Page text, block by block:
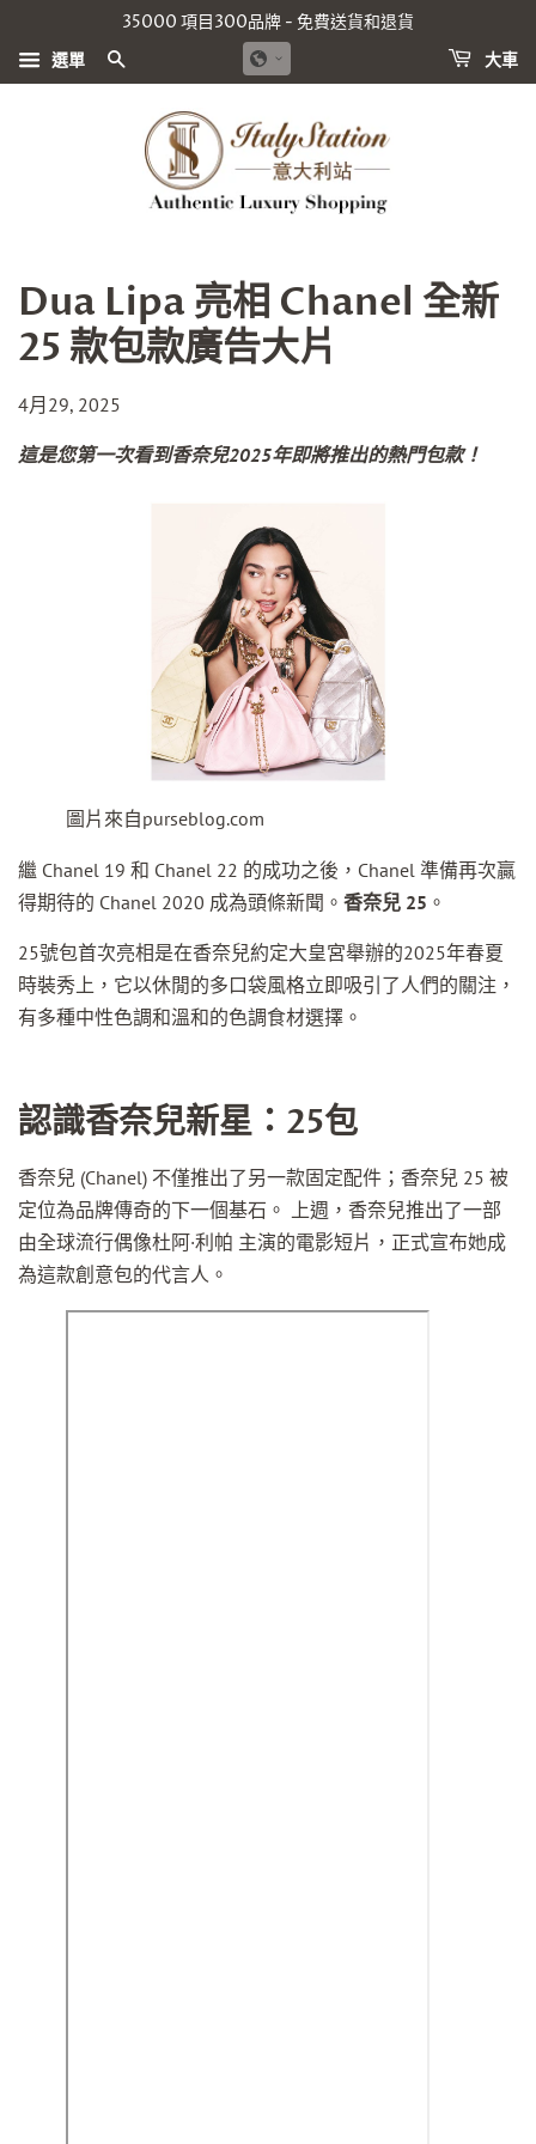
35000 項目300品牌 - 免費送貨和退貨
選單 大車
Dua Lipa 亮相 Chanel 全新
25 款包款廣告大片
4月29, 2025
這是您第一次看到香奈兒2025年即將推出的熱門包款！
圖片來自purseblog.com
繼 Chanel 19 和 Chanel 22 的成功之後，Chanel 準備再次贏
得期待的 Chanel 2020 成為頭條新聞。 香奈兒 25 。
25號包首次亮相是在香奈兒約定大皇宮舉辦的2025年春夏
時裝秀上，它以休閒的多口袋風格立即吸引了人們的關注，
有多種中性色調和溫和的色調食材選擇。
認識香奈兒新星：25包
香奈兒 (Chanel) 不僅推出了另一款固定配件；香奈兒 25 被
定位為品牌傳奇的下一個基石。 上週，香奈兒推出了一部
由全球流行偶像杜阿·利帕 主演的電影短片，正式宣布她成
為這款創意包的代言人。